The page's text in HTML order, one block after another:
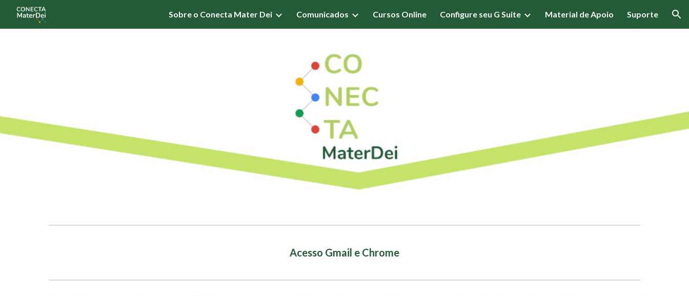
Skip to main content Skip to navigation
Sobre o Conecta Mater Dei Comunicados Cursos Online Configure seu G Suite Material de Apoio Suporte
Acesso Gmail e Chrome